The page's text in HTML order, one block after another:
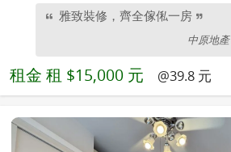
雅致裝修，齊全傢俬一房
中原地產
租金 租 $15,000 元 @39.8 元